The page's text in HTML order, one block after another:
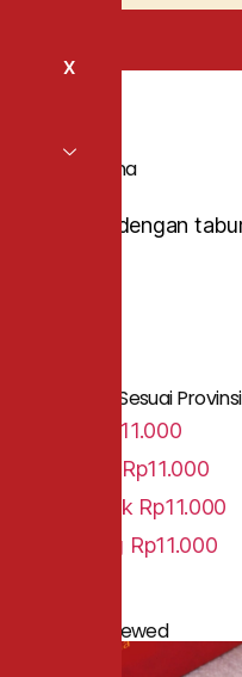
X
Kepang Sultana
Roti lembut dengan
Daftar Harga Sesuai Provinsi
Rp11.000
Rp11.000
Pontianak Rp11.000
Lampung Rp11.000
People Also Viewed